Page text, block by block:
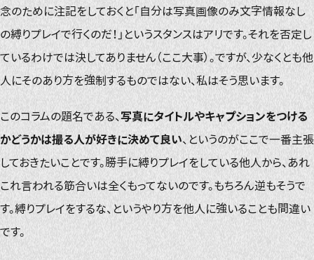
念のために注記をしておくと「自分は写真画像のみ文字情報なし
の縛りプレイで行くのだ！」というスタンスはアリです。それを否定し
ているわけでは決してありません（ここ大事）。ですが、少なくとも他
人にそのあり方を強制するものではない、私はそう思います。
このコラムの題名である、 写真にタイトルやキャプションをつける
かどうかは撮る人が好きに決めて良い、というのがここで一番主張
しておきたいことです。勝手に縛りプレイをしている他人から、あれ
これ言われる筋合いは全くもってないのです。もちろん逆もそうで
す。縛りプレイをするな、というやり方を他人に強いることも間違い
です。